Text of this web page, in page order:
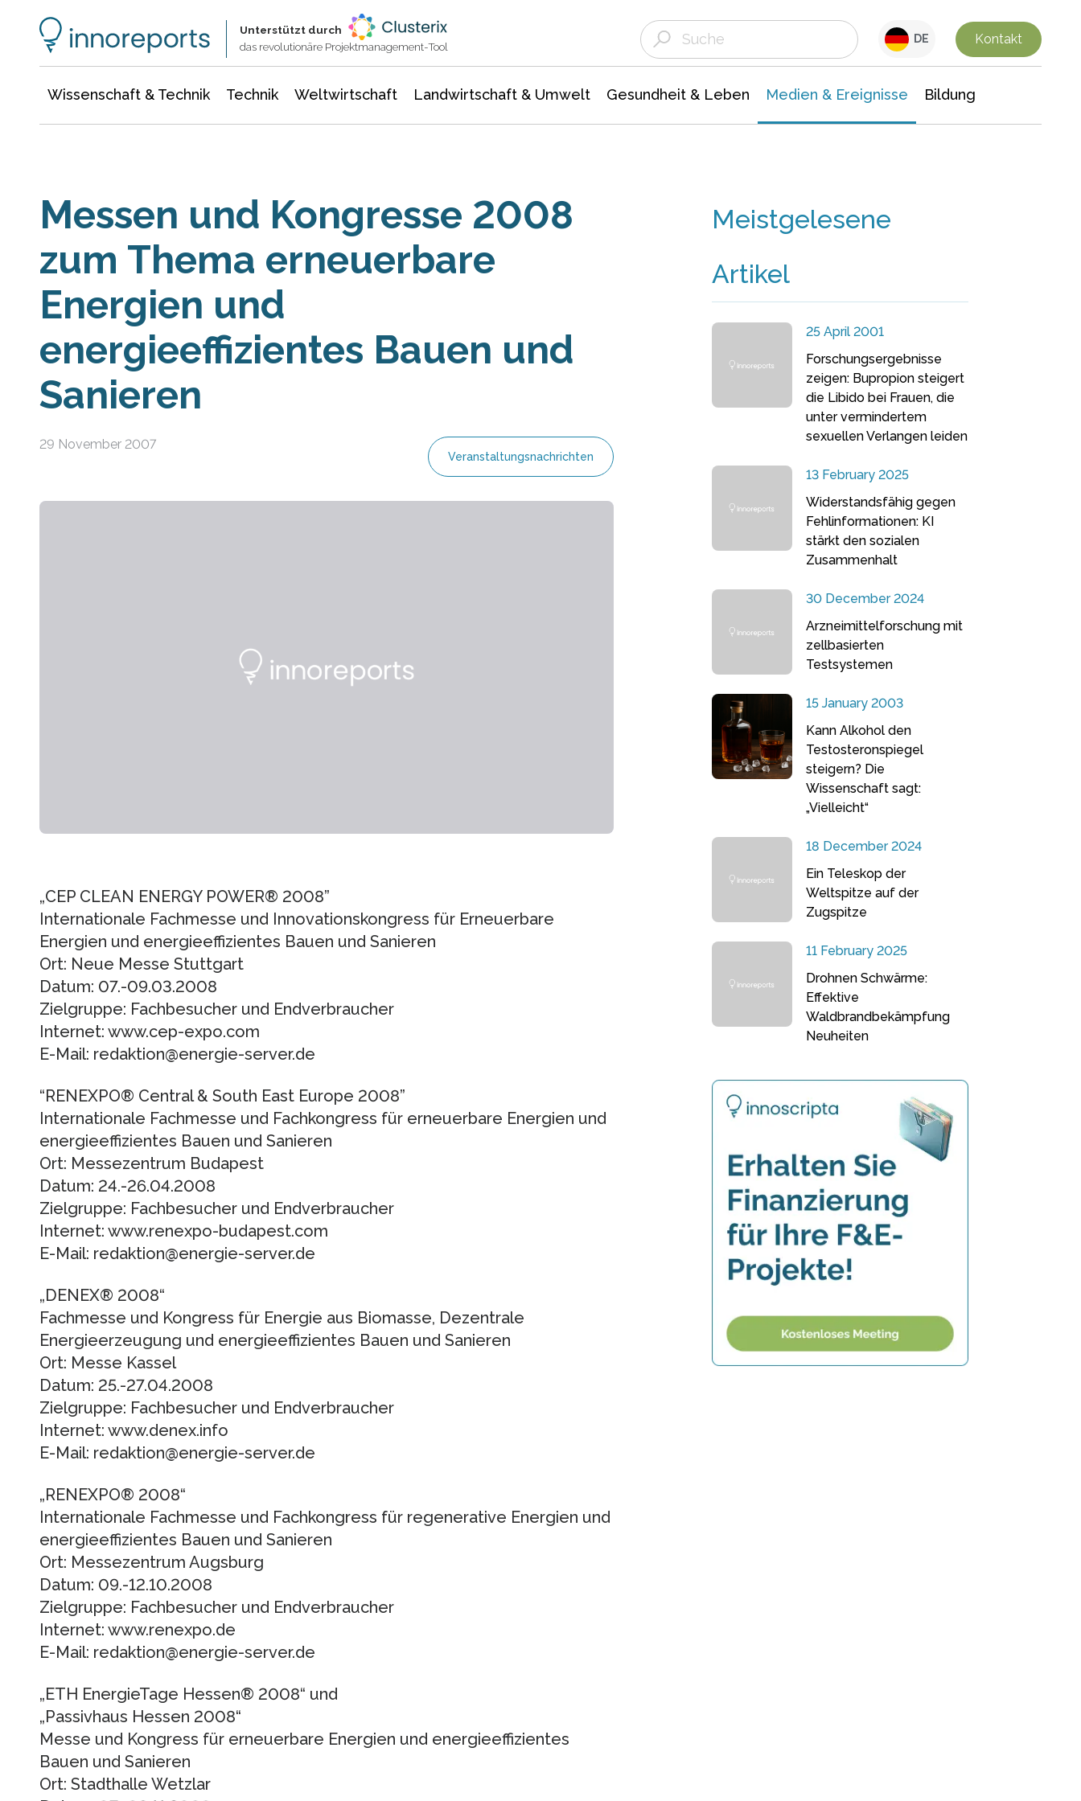
Unterstützt durch
das revolutionäre Projektmanagement-Tool
DE Kontakt
Wissenschaft & Technik Technik Weltwirtschaft Landwirtschaft & Umwelt Gesundheit & Leben Medien & Ereignisse Bildung
Messen und Kongresse 2008
zum Thema erneuerbare
Energien und
energieeffizientes Bauen und
Sanieren
29 November 2007
Veranstaltungsnachrichten
„CEP CLEAN ENERGY POWER® 2008”
Internationale Fachmesse und Innovationskongress für Erneuerbare
Energien und energieeffizientes Bauen und Sanieren
Ort: Neue Messe Stuttgart
Datum: 07.-09.03.2008
Zielgruppe: Fachbesucher und Endverbraucher
Internet: www.cep-expo.com
E-Mail: redaktion@energie-server.de
“RENEXPO® Central & South East Europe 2008”
Internationale Fachmesse und Fachkongress für erneuerbare Energien und
energieeffizientes Bauen und Sanieren
Ort: Messezentrum Budapest
Datum: 24.-26.04.2008
Zielgruppe: Fachbesucher und Endverbraucher
Internet: www.renexpo-budapest.com
E-Mail: redaktion@energie-server.de
„DENEX® 2008“
Fachmesse und Kongress für Energie aus Biomasse, Dezentrale
Energieerzeugung und energieeffizientes Bauen und Sanieren
Ort: Messe Kassel
Datum: 25.-27.04.2008
Zielgruppe: Fachbesucher und Endverbraucher
Internet: www.denex.info
E-Mail: redaktion@energie-server.de
„RENEXPO® 2008“
Internationale Fachmesse und Fachkongress für regenerative Energien und
energieeffizientes Bauen und Sanieren
Ort: Messezentrum Augsburg
Datum: 09.-12.10.2008
Zielgruppe: Fachbesucher und Endverbraucher
Internet: www.renexpo.de
E-Mail: redaktion@energie-server.de
„ETH EnergieTage Hessen® 2008“ und
„Passivhaus Hessen 2008“
Messe und Kongress für erneuerbare Energien und energieeffizientes
Bauen und Sanieren
Ort: Stadthalle Wetzlar
Meistgelesene
Artikel
25 April 2001
Forschungsergebnisse
zeigen: Bupropion steigert
die Libido bei Frauen, die
unter vermindertem
sexuellen Verlangen leiden
13 February 2025
Widerstandsfähig gegen
Fehlinformationen: KI
stärkt den sozialen
Zusammenhalt
30 December 2024
Arzneimittelforschung mit
zellbasierten
Testsystemen
15 January 2003
Kann Alkohol den
Testosteronspiegel
steigern? Die
Wissenschaft sagt:
„Vielleicht“
18 December 2024
Ein Teleskop der
Weltspitze auf der
Zugspitze
11 February 2025
Drohnen Schwärme:
Effektive
Waldbrandbekämpfung
Neuheiten